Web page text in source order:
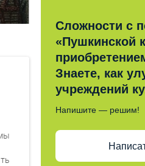
Сложности с
«Пушкинской
Знаете, как
учреждений
Напишите — решим!